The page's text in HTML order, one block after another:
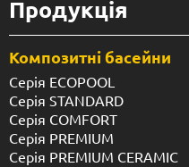
Продукція
Композитні басейни
Серія ECOPOOL
Серія STANDARD
Серія COMFORT
Серія PREMIUM
Серія PREMIUM CERAMIC